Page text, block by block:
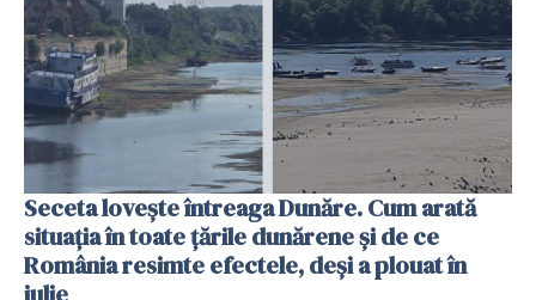
Seceta lovește întreaga Dunăre. Cum arată
situația în toate țările dunărene și de ce
România resimte efectele, deși a plouat în